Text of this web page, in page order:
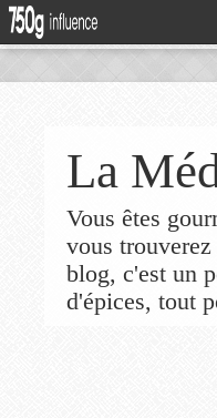
La
Vous êtes
vous
blog, c'est un
d'épices, tout